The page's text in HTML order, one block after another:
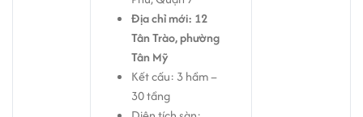
Địa chỉ mới: 12
Tân Trào, phường
Tân Mỹ
Kết cấu: 3 hầm –
30 tầng